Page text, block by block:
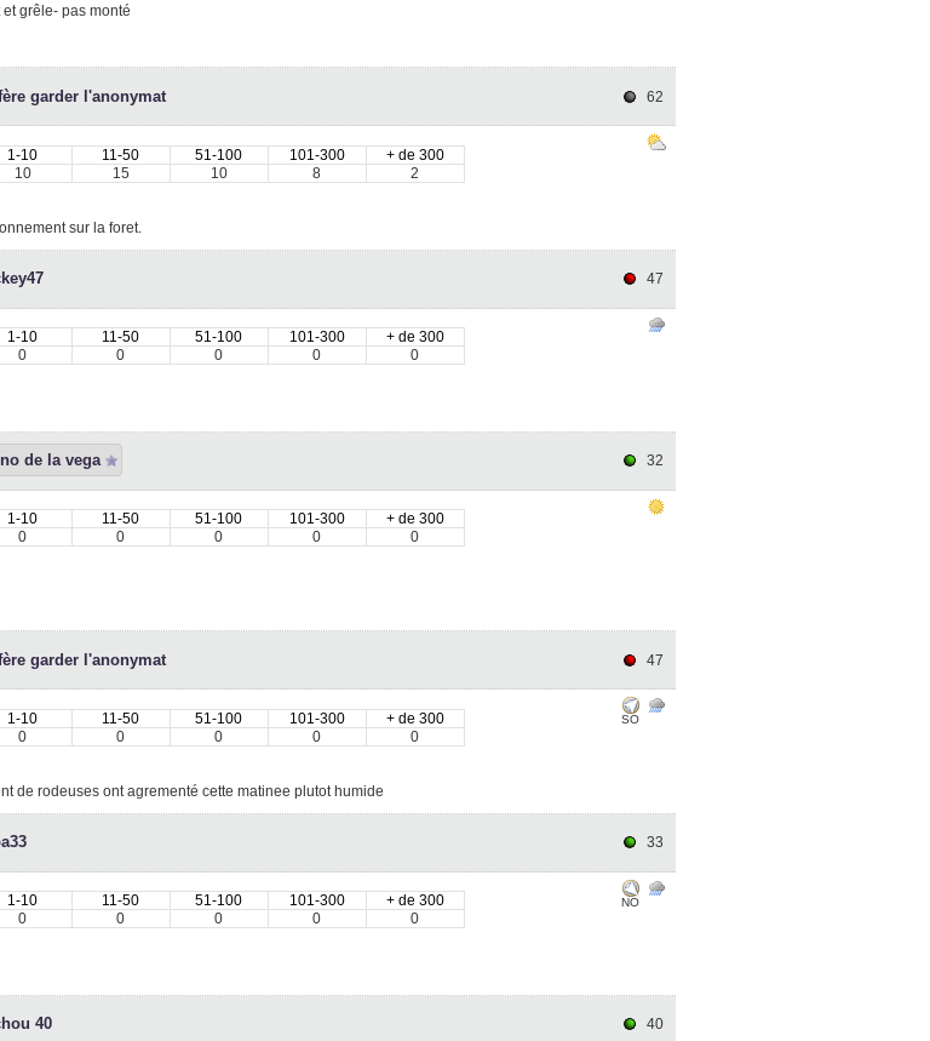
grêle- pas monté
garder l'anonymat 62
1-10 11-50 51-100 101-300
+ de 300
10
15 10 8
2
sur la foret.
47
1-10 11-50 51-100 101-300
+ de 300
0
0 0 0
0
de la vega 32
1-10 11-50 51-100 101-300
+ de 300
0
0 0 0
0
garder l'anonymat 47
1-10 11-50 51-100 101-300
+ de 300
0
0 0 0
0
de rodeuses ont agrementé cette matinee plutot humide
SO
33
1-10 11-50 51-100 101-300
+ de 300
0
0 0 0
0
NO
40 40